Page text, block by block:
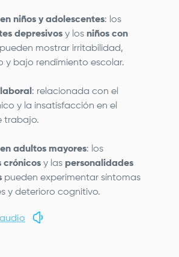
niños y adolescentes: los
depresivos y los niños con
pueden mostrar irritabilidad,
y bajo rendimiento escolar.
: relacionada con el
y la insatisfacción en el
trabajo.
adultos mayores: los
crónicos y las personalidades
pueden experimentar síntomas
y deterioro cognitivo.